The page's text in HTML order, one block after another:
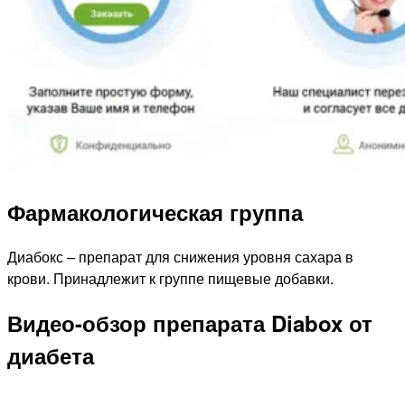
Фармакологическая группа
Диабокс – препарат для снижения уровня сахара в
крови. Принадлежит к группе пищевые добавки.
Видео-обзор препарата Diabox от
диабета